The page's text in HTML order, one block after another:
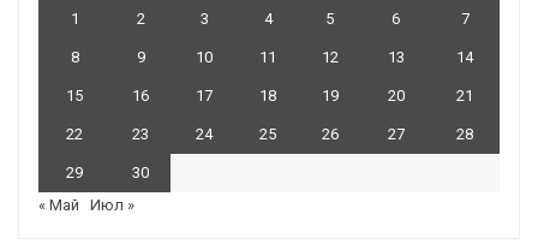
1 2 3 4 5 6 7
8 9 10 11 12 13 14
15 16 17 18 19 20 21
22 23 24 25 26 27 28
29
30
« Май
Июл »